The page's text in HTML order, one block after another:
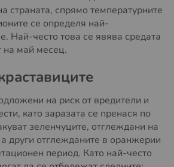
страната, спрямо температурните
се определя най-
Най-често това се явява средата
на май месец.
на риск от вредители и
като заразата се пренася по
зеленчуците, отглеждани на
други отглежданите в оранжерии
период. Като най-често